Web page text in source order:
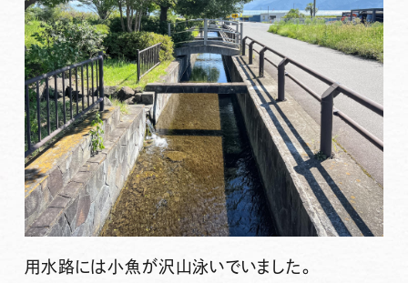
用水路には小魚が沢山泳いでいました。